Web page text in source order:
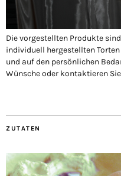
Die vorgestellten Produkte
individuell hergestellten
und auf den persönlichen
Wünsche oder kontaktieren
ZUTATEN